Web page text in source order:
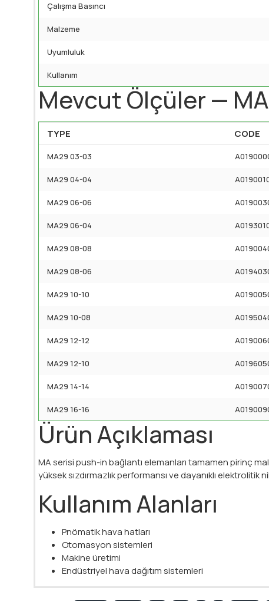
Çalışma Basıncı
Malzeme
Uyumluluk
Kullanım
Mevcut Ölçüler —
TYPE CODE
MA29 03-03
MA29 04-04
MA29 06-06
MA29 06-04
MA29 08-08
MA29 08-06
MA29 10-10
MA29 10-08
MA29 12-12
MA29 12-10
MA29 14-14
MA29 16-16
Ürün Açıklaması
MA serisi push-in bağlantı elemanları tamamen pirinç
yüksek sızdırmazlık performansı ve dayanıklı
Kullanım Alanları
Pnömatik hava hatları
Otomasyon sistemleri
Makine üretimi
Endüstriyel hava dağıtım sistemleri